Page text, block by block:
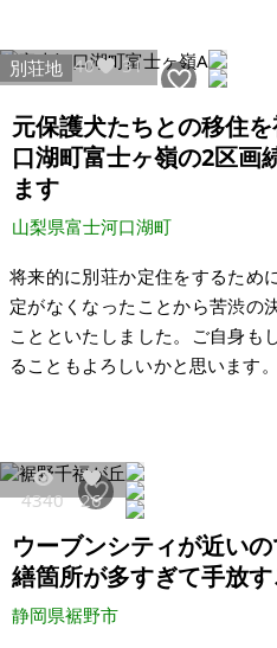
ません) ・残留物の処理は買主
律や条例などにより「用途」に
りますので現地自治体へ買
12340 31
別荘地
元保護犬たちとの移住
口湖町富士ヶ嶺の2区画
ます
山梨県富士河口湖町
将来的に別荘か定住をするため
定がなくなったことから苦渋の
ことといたしました。ご自身も
ることもよろしいかと思います。 富士山に近い別荘地であり周
囲に建物が少なくプライベート
ば幸いです。※民泊利用は不可
がある公園がございますので、
にもよろしいかと思います。 中央自動車道「河口湖IC」から車
で約25分、道の駅 朝霧
4340 26
ウーブンシティが近い
繕箇所が多すぎて手放
静岡県裾野市